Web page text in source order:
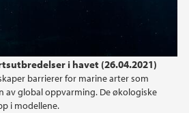
i havet (26.04.2021)
barrierer for marine arter som
av global oppvarming. De økologiske
i modellene.